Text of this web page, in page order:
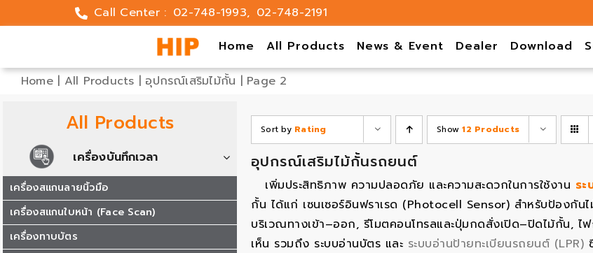
to
Call Center : 02-748-1993, 02-748-2191
Home
All Products News & Event Dealer Download
Home| All Products | อุปกรณ์เสริมไม้กั้น | Page 2
All Products
เครื่องบันทึกเวลา
เครื่องสแกนลายนิ้วมือ
เครื่องสแกนใบหน้า (Face Scan)
เครื่องทาบบัตร
Sort by Rating Show12 Products
อุปกรณ์เสริมไม้กั้นรถยนต์
เพิ่มประสิทธิภาพ ความปลอดภัย และความสะดวกในการใช้งาน ร
กั้น ได้แก่ เซนเซอร์อินฟราเรด (Photocell Sensor) สำหรับป้อง
บริเวณทางเข้า–ออก, รีโมตคอนโทรลและปุ่มกดสั่งเปิด–ปิดไม้กั้น,
เห็น รวมถึง ระบบอ่านบัตร และ ระบบอ่านป้ายทะเบียนรถยนต์ (LPR)